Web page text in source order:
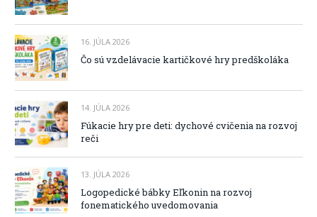
16. JÚLA 2026
Čo sú vzdelávacie kartičkové hry predškoláka
14. JÚLA 2026
Fúkacie hry pre deti: dychové cvičenia na rozvoj
reči
13. JÚLA 2026
Logopedické bábky Eľkonin na rozvoj
fonematického uvedomovania